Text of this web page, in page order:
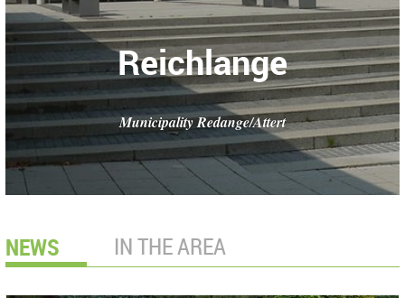
Reichlange
Municipality Redange/Attert
NEWS IN THE AREA